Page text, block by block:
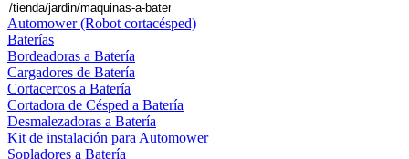
Automower (Robot cortacésped)
Baterías
Bordeadoras a Batería
Cargadores de Batería
Cortacercos a Batería
Cortadora de Césped a Batería
Desmalezadoras a Batería
Kit de instalación para Automower
Sopladores a Batería